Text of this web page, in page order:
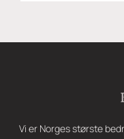
Vi er Norges største